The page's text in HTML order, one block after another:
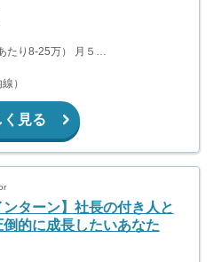
フルコミッション制（１成約あたり8-25万） 月５０万以上稼ぐインターン生も多数います！ ■収入例 ○入社１ヶ月目（明治大学2年生） 役職：アポインター 月間１契約×８万円＝８万円 ＋交通費 ○入社３ヶ月目（東京大学２年生） 役職：アポインター（ランク：ブロンズ） 月間３契約×10万円＝30万円 ＋交通費 ○入社６ヶ月目（早稲田大学３年生） 役職：アポインター（ランク：シルバー） 月間５契約×12万円＝60万円 ＋交通費 ○入社15ヶ月目（慶應大学３年生） 役職：クローザー 月間３契約×25万＝75万円 ＋交通費
）
く見る
ンターン】社長の付き人と
倒的に成長したいあなた